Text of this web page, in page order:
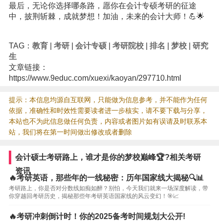
最后，无论你选择哪条路，愿你在会计专硕考研的征途
中，披荆斩棘，成就梦想！加油，未来的会计大师！💪🌟
TAG： 教育| 考研| 会计专硕| 考研院校| 排名 梦校| 研究
生
文章链接：
https://www.9educ.com/xuexi/kaoyan/297710.html
提示：本信息均源自互联网，只能做为信息参考，并不能作为任何
依据，准确性和时效性需要读者进一步核实，请不要下载与分享，
本站也不为此信息做任何负责，内容或者图片如有误请及时联系本
站，我们将在第一时间做出修改或者删除
会计硕士考研路上，谁才是你的梦校巅峰🏆?相关考研
资讯
🔥考研英语，那些年的一线秘密：历年国家线大揭秘🔍📊
考研路上，你是否对分数线如痴如醉？别怕，今天我们就来一场深度解读，带
你穿越回考研历史，揭秘那些年考研英语国家线的风云变幻！🎯📈
🔥考研冲刺倒计时！你的2025备考时间规划大公开!